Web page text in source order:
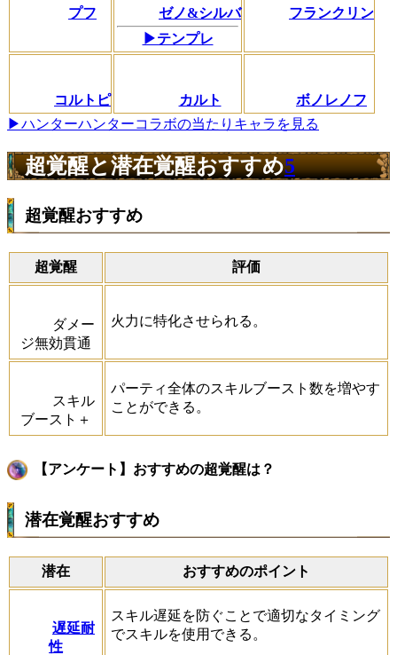
プフ
ゼノ&シルバ
▶テンプレ
フランクリン
コルトピ カルト
ボノレノフ
▶ハンターハンターコラボの当たりキャラを見る
超覚醒と潜在覚醒おすすめ5
超覚醒おすすめ
超覚醒 評価
ダメー
ジ無効貫通
火力に特化させられる。
スキル
ブースト＋
パーティ全体のスキルブースト数を増やす
ことができる。
【アンケート】おすすめの超覚醒は？
潜在覚醒おすすめ
潜在 おすすめのポイント
遅延耐
性
スキル遅延を防ぐことで適切なタイミング
でスキルを使用できる。